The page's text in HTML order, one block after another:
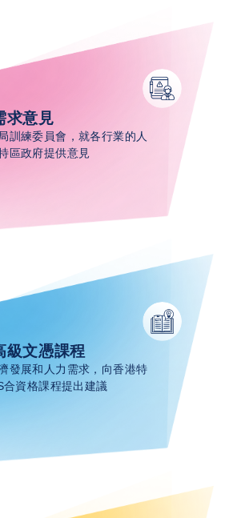
求意見​​
訓練委員會，就各行業的人
區政府提供意見​
級文憑課程​
發展和人力需求，向香港特
合資格課程提出建議